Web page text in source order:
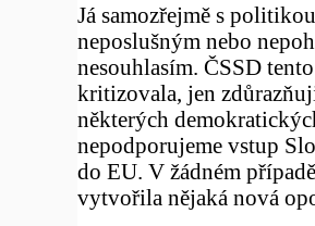
Já samozřejmě s
neposlušným nebo
nesouhlasím. ČSSD
kritizovala, jen
některých
nepodporujeme vstup
do EU. V žádném
vytvořila nějaká nová